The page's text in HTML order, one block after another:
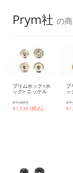
ッ
ト・
Prym社 の
プリムホック<ホ
ック> ニッケル
¥1,485
¥1,336 (税込)
プ
ッ
¥